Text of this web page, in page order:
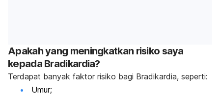
Apakah yang meningkatkan risiko saya
kepada Bradikardia?
Terdapat banyak faktor risiko bagi Bradikardia, seperti:
Umur;